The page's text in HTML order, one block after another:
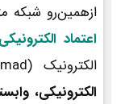
ازهمین‌رو شبکه
اعتماد الکترونیکی
الکترونیک (E-Namad) توسط م
الکترونیکی،